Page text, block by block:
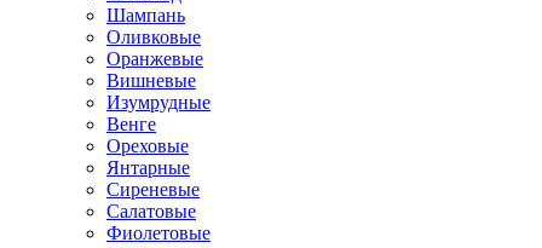
Шампань
Оливковые
Оранжевые
Вишневые
Изумрудные
Венге
Ореховые
Янтарные
Сиреневые
Салатовые
Фиолетовые